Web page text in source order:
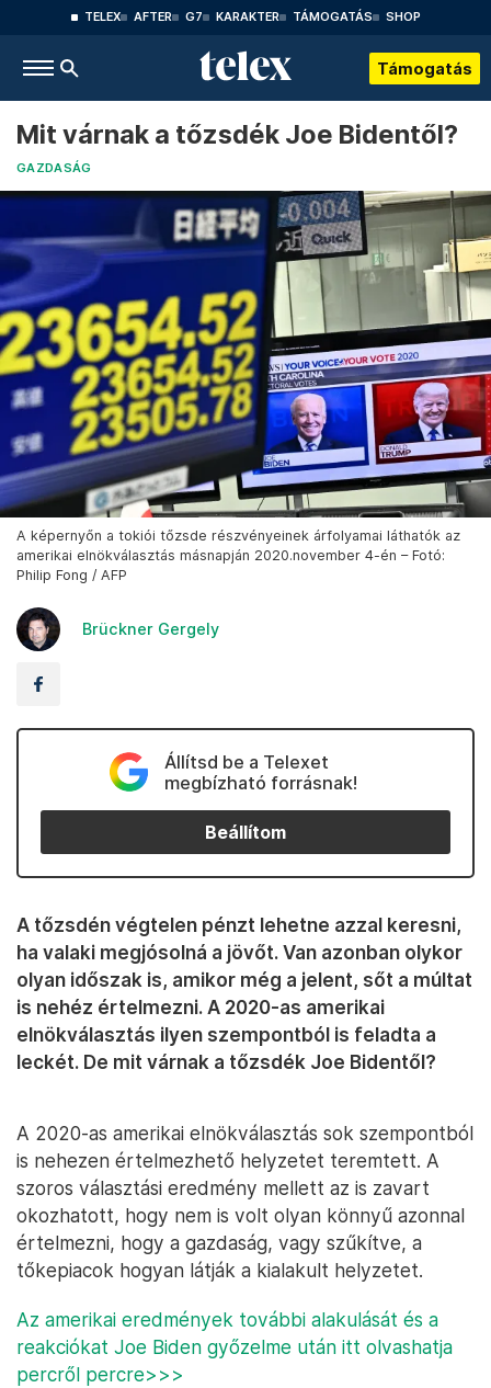
TELEX AFTER G7 KARAKTER TÁMOGATÁS SHOP
Támogatás
Mit várnak a tőzsdék Joe Bidentől?
GAZDASÁG
A képernyőn a tokiói tőzsde részvényeinek árfolyamai láthatók az
amerikai elnökválasztás másnapján 2020.november 4-én – Fotó:
Philip Fong / AFP
Brückner Gergely
Állítsd be a Telexet
megbízható forrásnak!
Beállítom
A tőzsdén végtelen pénzt lehetne azzal keresni,
ha valaki megjósolná a jövőt. Van azonban olykor
olyan időszak is, amikor még a jelent, sőt a múltat
is nehéz értelmezni. A 2020-as amerikai
elnökválasztás ilyen szempontból is feladta a
leckét. De mit várnak a tőzsdék Joe Bidentől?
A 2020-as amerikai elnökválasztás sok szempontból
is nehezen értelmezhető helyzetet teremtett. A
szoros választási eredmény mellett az is zavart
okozhatott, hogy nem is volt olyan könnyű azonnal
értelmezni, hogy a gazdaság, vagy szűkítve, a
tőkepiacok hogyan látják a kialakult helyzetet.
Az amerikai eredmények további alakulását és a
reakciókat Joe Biden győzelme után itt olvashatja
percről percre>>>